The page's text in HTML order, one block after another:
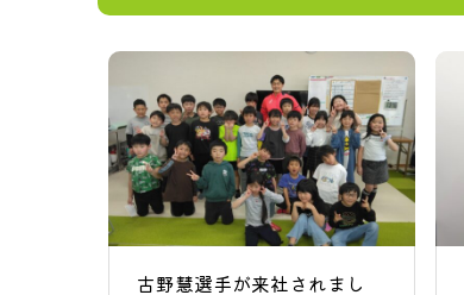
古野慧選手が来社されまし